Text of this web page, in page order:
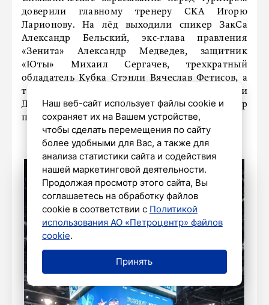
доверили главному тренеру СКА Игорю
Ларионову. На лёд выходили спикер ЗакСа
Александр Бельский, экс-глава правления
«Зенита» Александр Медведев, защитник
«Юты» Михаил Сергачев, трехкратный
обладатель Кубка Стэнли Вячеслав Фетисов, а
также экс-футболисты сборной России
Дмитрий Сычев и Роман Широков. Турнир
приурочен к 80-летию хоккейного клуба СКА.
Наш веб-сайт использует файлы cookie и
сохраняет их на Вашем устройстве,
чтобы сделать перемещения по сайту
более удобными для Вас, а также для
анализа статистики сайта и содействия
нашей маркетинговой деятельности.
Продолжая просмотр этого сайта, Вы
соглашаетесь на обработку файлов
cookie в соответствии с Политикой
использования АО «Петроцентр» файлов
cookie.
Принять